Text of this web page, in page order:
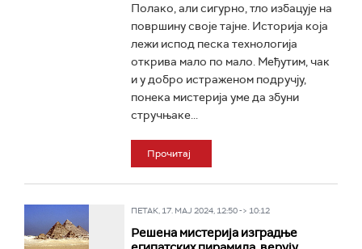
Полако, али сигурно, тло избацује на
површину своје тајне. Историја која
лежи испод песка технологија
открива мало по мало. Међутим, чак
и у добро истраженом подручју,
понека мистерија уме да збуни
стручњаке...
Прочитај
ПЕТАК, 17. МАЈ 2024, 12:50 -> 10:12
Решена мистерија изградње